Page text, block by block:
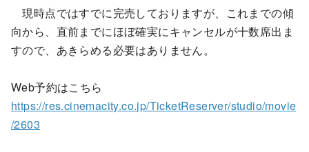
現時点ではすでに完売しておりますが、これまでの傾
向から、直前までにほぼ確実にキャンセルが十数席出ま
すので、あきらめる必要はありません。
Web予約はこちら
https://res.cinemacity.co.jp/TicketReserver/studio/movie
/2603